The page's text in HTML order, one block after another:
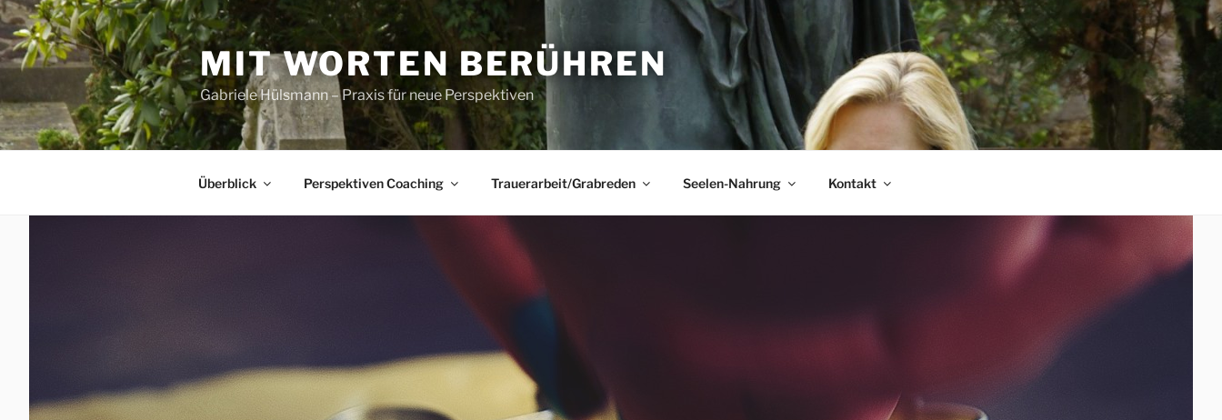
Zum
Inhalt
springen
MIT WORTEN BERÜHREN
Gabriele Hülsmann – Praxis für neue Perspektiven
Überblick Perspektiven Coaching Trauerarbeit/Grabreden Seelen-Nahrung Kontakt